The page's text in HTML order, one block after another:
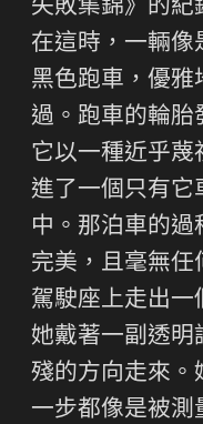
失敗集錦》的紀
在這時，一輛像
黑色跑車，優雅
過。跑車的輪胎
它以一種近乎蔑
進了一個只有它
中。那泊車的過
完美，且毫無任
駕駛座上走出一
她戴著一副透明
殘的方向走來。
一步都像是被測